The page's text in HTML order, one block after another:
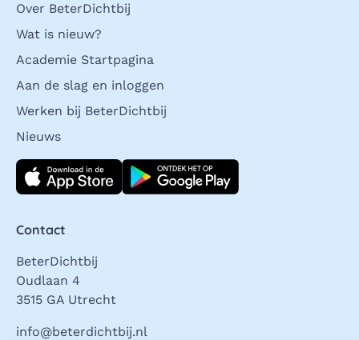
Over BeterDichtbij
Wat is nieuw?
Academie Startpagina
Aan de slag en inloggen
Werken bij BeterDichtbij
Nieuws
Download direct
Contact
BeterDichtbij
Oudlaan 4
3515 GA Utrecht
info@beterdichtbij.nl